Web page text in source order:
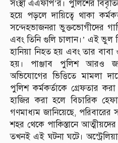
সংস্থা এএফপি’র। পুলিশের
হয়ে পড়লে দায়িত্বে থাকা
সন্দেহভাজনরা ভুক্তভোগীদের
এবং তিনি গুলি চালান।’ এই ভুল
হানিয়া নিহত হয় এবং তার
হয়। পাঞ্জাব পুলিশ আরও
অভিযোগের ভিত্তিতে মামলা
পুলিশ কর্মকর্তাকে গ্রেফতার
হাজির করা হলে বিচারিক
গণমাধ্যম জানিয়েছে, পরিবারের
শহর থেকে পাকিস্তানে
তখনই এই ঘটনা ঘটে।